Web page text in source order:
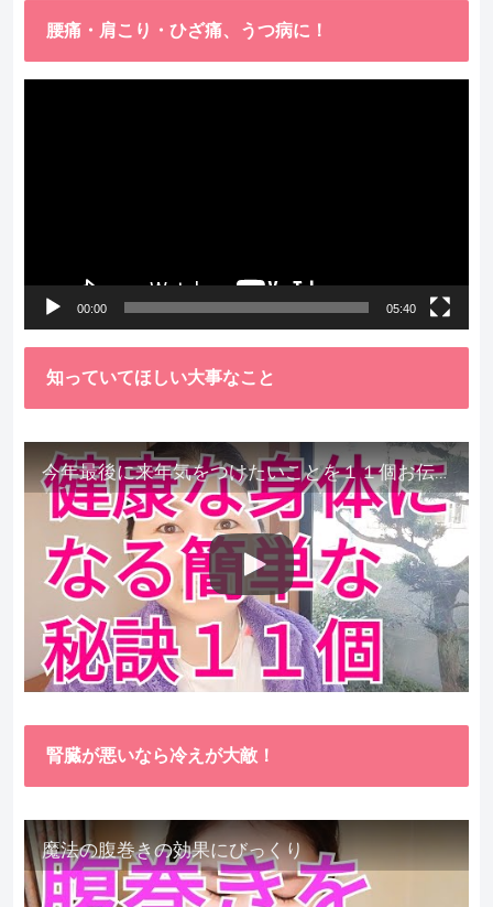
腰痛・肩こり・ひざ痛、うつ病に！
00:00 05:40
知っていてほしい大事なこと
今年最後に来年気をつけたいことを１１個お伝えします。
腎臓が悪いなら冷えが大敵！
魔法の腹巻きの効果にびっくり